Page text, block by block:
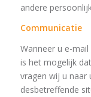
andere
Communicatie
Wanneer u e-
is het mogelijk
vragen wij u naar
desbetreffende